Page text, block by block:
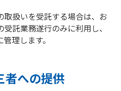
取扱いを受託する場合は、お
託業務遂行のみに利用し、
理します。
者への提供